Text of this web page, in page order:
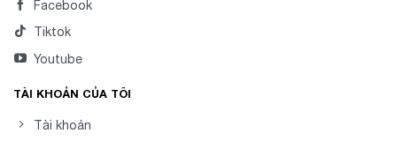
Facebook
Tiktok
Youtube
TÀI KHOẢN CỦA TÔI
Tài khoản